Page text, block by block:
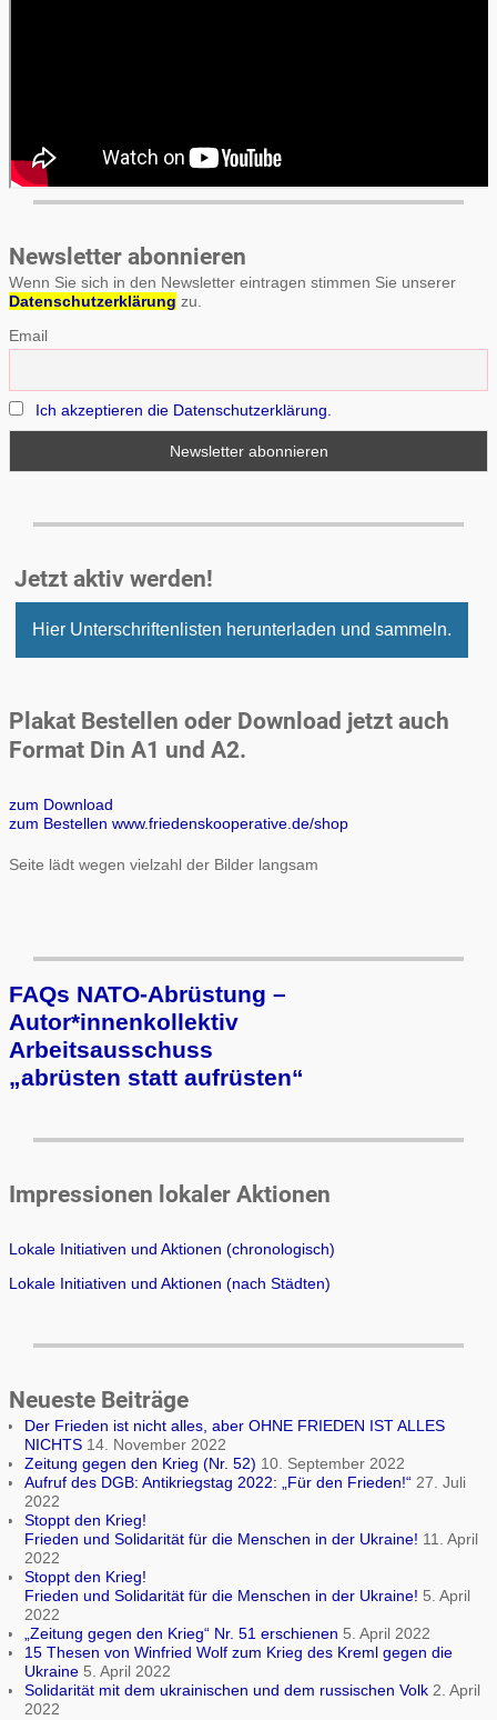
Newsletter abonnieren
Wenn Sie sich in den Newsletter eintragen stimmen Sie unserer
Datenschutzerklärung zu.
Email
Ich akzeptieren die Datenschutzerklärung.
Jetzt aktiv werden!
Hier Unterschriftenlisten herunterladen und sammeln.
Plakat Bestellen oder Download jetzt auch
Format Din A1 und A2.
zum Download
zum Bestellen www.friedenskooperative.de/shop
Seite lädt wegen vielzahl der Bilder langsam
FAQs NATO-Abrüstung –
Autor*innenkollektiv
Arbeits­aus­schuss
„ab­rüs­ten statt auf­rüs­ten“
Impressionen lokaler Aktionen
Lokale Initiativen und Aktionen (chronologisch)
Lokale Initiativen und Aktionen (nach Städten)
Neueste Beiträge
Der Frieden ist nicht alles, aber OHNE FRIEDEN IST ALLES
NICHTS 14. November 2022
Zeitung gegen den Krieg (Nr. 52) 10. September 2022
Aufruf des DGB: Antikriegstag 2022: „Für den Frieden!“ 27. Juli
2022
Stoppt den Krieg!
Frieden und Solidarität für die Menschen in der Ukraine! 11. April
2022
Stoppt den Krieg!
Frieden und Solidarität für die Menschen in der Ukraine! 5. April
2022
„Zeitung gegen den Krieg“ Nr. 51 erschienen 5. April 2022
15 Thesen von Winfried Wolf zum Krieg des Kreml gegen die
Ukraine 5. April 2022
Solidarität mit dem ukrainischen und dem russischen Volk 2. April
2022